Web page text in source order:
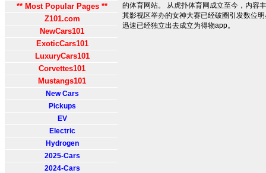
** Most Popular Pages **
Z101.com
NewCars101
ExoticCars101
LuxuryCars101
Corvettes101
Mustangs101
New Cars
Pickups
EV
Electric
Hydrogen
2025-Cars
2024-Cars
的体育网站。 从虎扑体育网成立至今，内容
其影视区举办的女神大赛已经破圈引发数位
迅速已经独立出去成立为得物app。